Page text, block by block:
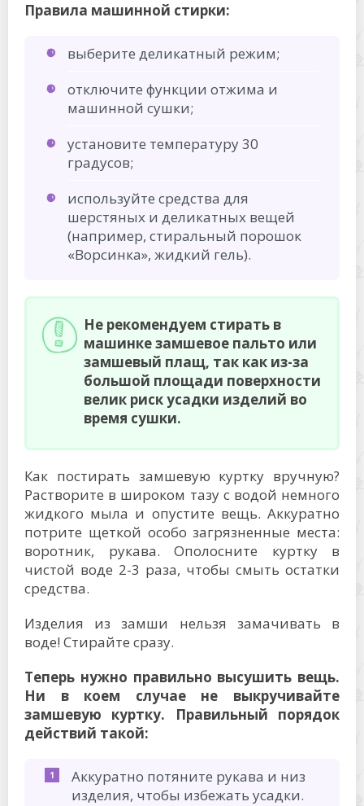
Правила машинной стирки:
выберите деликатный режим;
отключите функции отжима и
машинной сушки;
установите температуру 30
градусов;
используйте средства для
шерстяных и деликатных вещей
(например, стиральный порошок
«Ворсинка», жидкий гель).
Не рекомендуем стирать в
машинке замшевое пальто или
замшевый плащ, так как из-за
большой площади поверхности
велик риск усадки изделий во
время сушки.
Как постирать замшевую куртку вручную?
Растворите в широком тазу с водой немного
жидкого мыла и опустите вещь. Аккуратно
потрите щеткой особо загрязненные места:
воротник, рукава. Ополосните куртку в
чистой воде 2-3 раза, чтобы смыть остатки
средства.
Изделия из замши нельзя замачивать в
воде! Стирайте сразу.
Теперь нужно правильно высушить вещь.
Ни в коем случае не выкручивайте
замшевую куртку. Правильный порядок
действий такой:
Аккуратно потяните рукава и низ
изделия, чтобы избежать усадки.